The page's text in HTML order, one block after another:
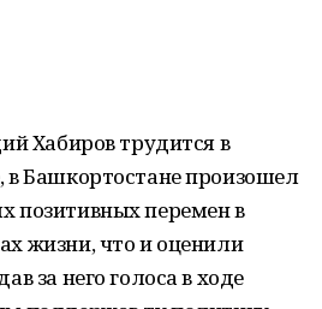
Хабиров трудится в
в Башкортостане произошел
позитивных перемен в
жизни, что и оценили
за него голоса в ходе